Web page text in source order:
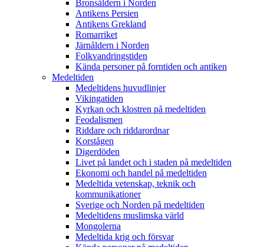
Bronsåldern i Norden
Antikens Persien
Antikens Grekland
Romarriket
Järnåldern i Norden
Folkvandringstiden
Kända personer på forntiden och antiken
Medeltiden
Medeltidens huvudlinjer
Vikingatiden
Kyrkan och klostren på medeltiden
Feodalismen
Riddare och riddarordnar
Korstågen
Digerdöden
Livet på landet och i staden på medeltiden
Ekonomi och handel på medeltiden
Medeltida vetenskap, teknik och
kommunikationer
Sverige och Norden på medeltiden
Medeltidens muslimska värld
Mongolerna
Medeltida krig och försvar